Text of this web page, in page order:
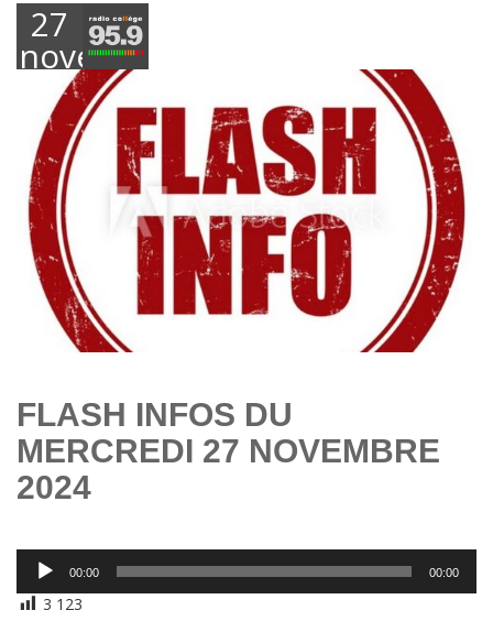
27
novembre
2024
FLASH INFOS DU
MERCREDI 27 NOVEMBRE
2024
Lecteur
audio
00:00 00:00
3 123